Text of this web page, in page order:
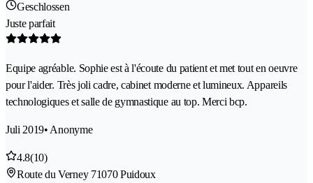
Geschlossen
Juste parfait
Equipe agréable. Sophie est à l'écoute du patient et met tout en oeuvre
pour l'aider. Très joli cadre, cabinet moderne et lumineux. Appareils
technologiques et salle de gymnastique au top. Merci bcp.
Juli 2019• Anonyme
4.8(10)
Route du Verney 71070 Puidoux